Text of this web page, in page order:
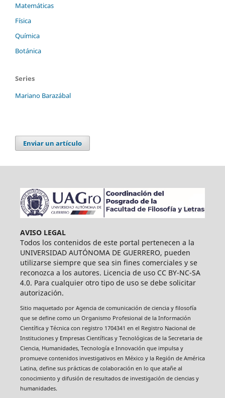
Matemáticas
Física
Química
Botánica
Series
Mariano Barazábal
Enviar un artículo
AVISO LEGAL
Todos los contenidos de este portal pertenecen a la
UNIVERSIDAD AUTÓNOMA DE GUERRERO, pueden
utilizarse siempre que sea sin fines comerciales y se
reconozca a los autores. Licencia de uso CC BY-NC-SA
4.0. Para cualquier otro tipo de uso se debe solicitar
autorización.
Sitio maquetado por Agencia de comunicación de ciencia y filosofía
que se define como un Organismo Profesional de la Información
Científica y Técnica con registro 1704341 en el Registro Nacional de
Instituciones y Empresas Científicas y Tecnológicas de la Secretaria de
Ciencia, Humanidades, Tecnología e Innovación que impulsa y
promueve contenidos investigativos en México y la Región de América
Latina, define sus prácticas de colaboración en lo que atañe al
conocimiento y difusión de resultados de investigación de ciencias y
humanidades.